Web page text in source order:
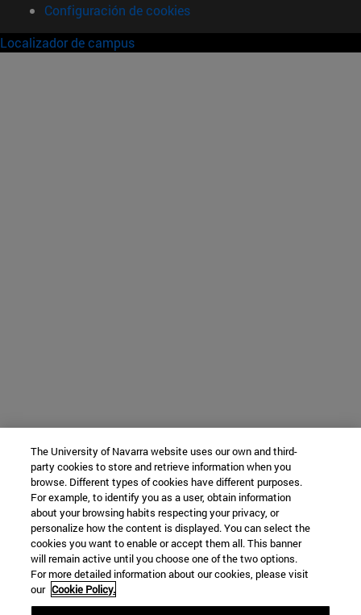
Configuración de cookies
Localizador de campus
The University of Navarra website uses our own and third-
party cookies to store and retrieve information when you
browse. Different types of cookies have different purposes.
For example, to identify you as a user, obtain information
about your browsing habits respecting your privacy, or
personalize how the content is displayed. You can select the
cookies you want to enable or accept them all. This banner
will remain active until you choose one of the two options.
For more detailed information about our cookies, please visit
our Cookie Policy.